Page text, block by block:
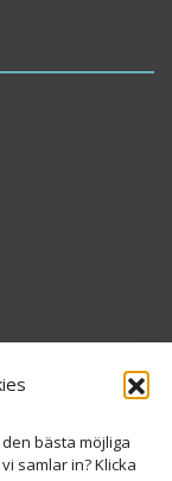
bästa möjliga
samlar in? Klicka
äldre- och